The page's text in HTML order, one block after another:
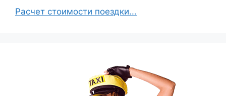
Расчет стоимости поездки...